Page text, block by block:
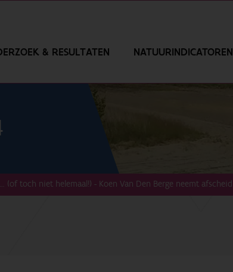
& RESULTATEN NATUURINDICATOREN
(of toch niet helemaal!) - Koen Van Den Berge neemt afscheid